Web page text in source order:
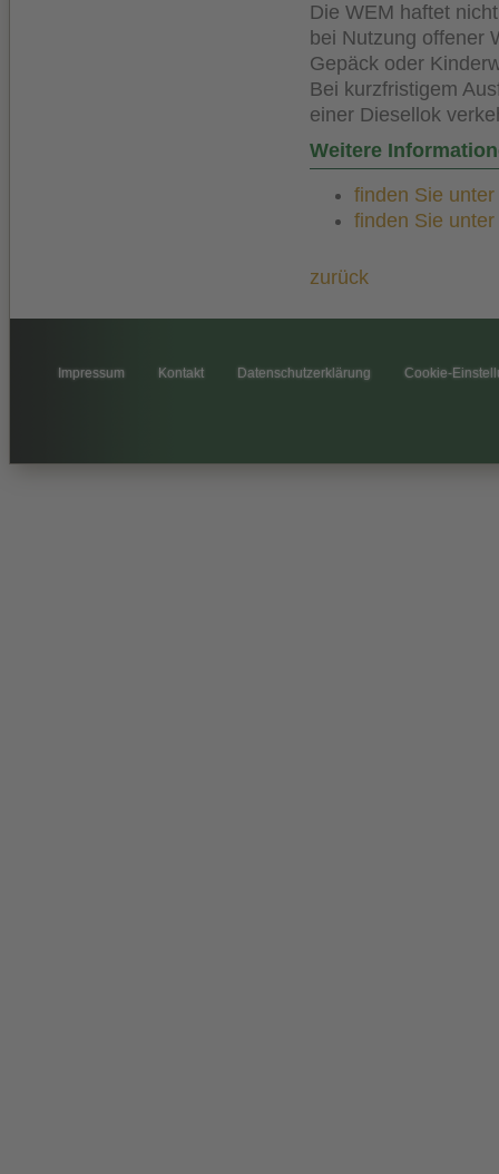
Die WEM haftet
bei Nutzung offener
Gepäck oder
Bei kurzfristigem
einer Diesellok
Weitere
finden Sie
finden Sie
zurück
Impressum Kontakt Datenschutzerklärung Cookie-